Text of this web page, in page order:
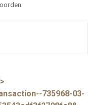
735968-03-